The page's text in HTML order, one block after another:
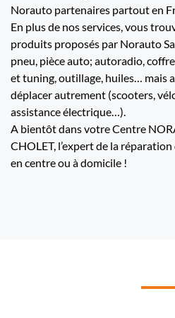
Norauto partenaires partout en
En plus de nos services, vous
produits proposés par Norauto
pneu, pièce auto; autoradio,
et tuning, outillage, huiles… mais
déplacer autrement (scooters,
assistance électrique…).
A bientôt dans votre Centre
CHOLET, l’expert de la
en centre ou à domicile !